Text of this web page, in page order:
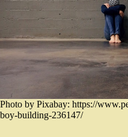
Photo by Pixabay: https://
boy-building-236147/